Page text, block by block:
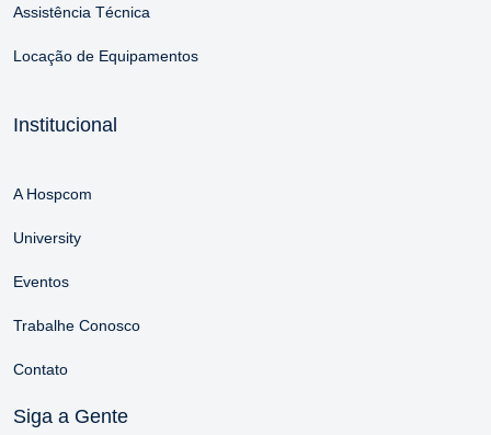
Assistência Técnica
Locação de Equipamentos
Institucional
A Hospcom
University
Eventos
Trabalhe Conosco
Contato
Siga a Gente